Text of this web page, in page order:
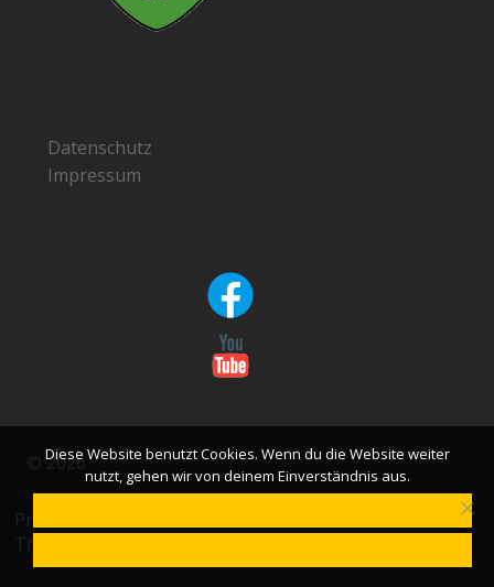
Datenschutz
Impressum
© 2026
Diese Website benutzt Cookies. Wenn du die Website weiter
nutzt, gehen wir von deinem Einverständnis aus.